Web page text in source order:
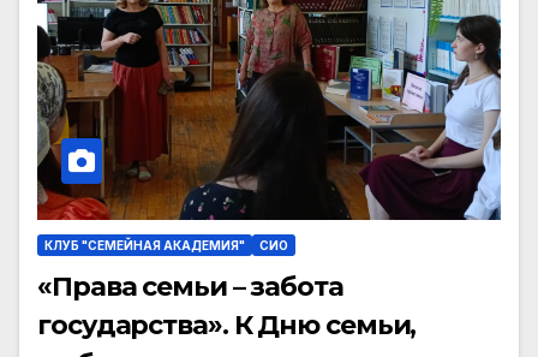
КЛУБ "СЕМЕЙНАЯ АКАДЕМИЯ" СИО
«Права семьи – забота
государства». К Дню семьи,